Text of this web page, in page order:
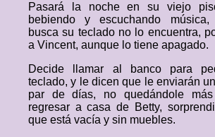
Pasará la noche en su viejo
bebiendo y escuchando
busca su teclado no lo encuentra,
a Vincent, aunque lo tiene apagado.
Decide llamar al banco para
teclado, y le dicen que le enviarán
par de días, no quedándole
regresar a casa de Betty,
que está vacía y sin muebles.